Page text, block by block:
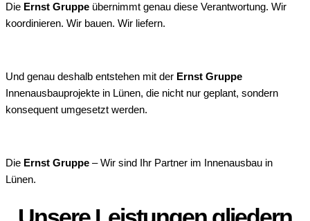
Die Ernst Gruppe übernimmt genau diese Verantwortung. Wir
koordinieren. Wir bauen. Wir liefern.
Und genau deshalb entstehen mit der Ernst Gruppe
Innenausbauprojekte in Lünen, die nicht nur geplant, sondern
konsequent umgesetzt werden.
Die Ernst Gruppe – Wir sind Ihr Partner im Innenausbau in
Lünen.